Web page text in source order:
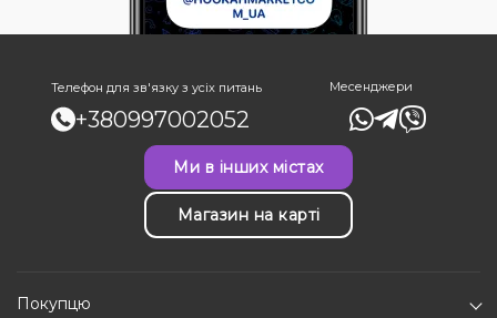
Телефон для зв'язку з усіх питань
+380997002052
Месенджери
Ми в інших містах
Магазин на карті
Покупцю